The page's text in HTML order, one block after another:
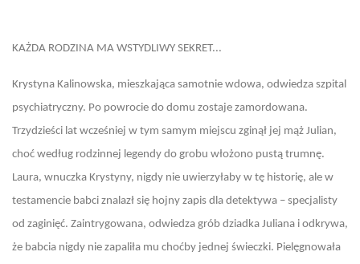
KAŻDA RODZINA MA WSTYDLIWY SEKRET...
Krystyna Kalinowska, mieszkająca samotnie wdowa, odwiedza szpital
psychiatryczny. Po powrocie do domu zostaje zamordowana.
Trzydzieści lat wcześniej w tym samym miejscu zginął jej mąż Julian,
choć według rodzinnej legendy do grobu włożono pustą trumnę.
Laura, wnuczka Krystyny, nigdy nie uwierzyłaby w tę historię, ale w
testamencie babci znalazł się hojny zapis dla detektywa – specjalisty
od zaginięć. Zaintrygowana, odwiedza grób dziadka Juliana i odkrywa,
że babcia nigdy nie zapaliła mu choćby jednej świeczki. Pielęgnowała